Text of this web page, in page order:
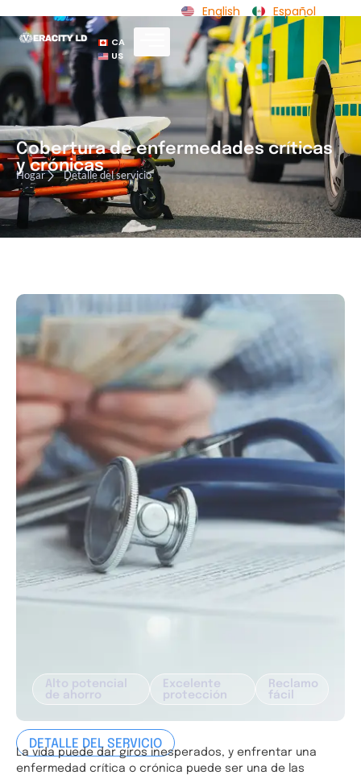
CA
US
English Español
Cobertura de enfermedades críticas
y crónicas
Hogar Detalle del servicio
Alto potencial
de ahorro
Excelente
protección
Reclamo
fácil
DETALLE DEL SERVICIO
La vida puede dar giros inesperados, y enfrentar una
enfermedad crítica o crónica puede ser una de las